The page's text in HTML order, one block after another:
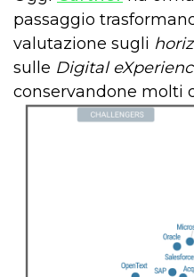
passaggio
valutazione sugli
sulle Digital
conservandone molti